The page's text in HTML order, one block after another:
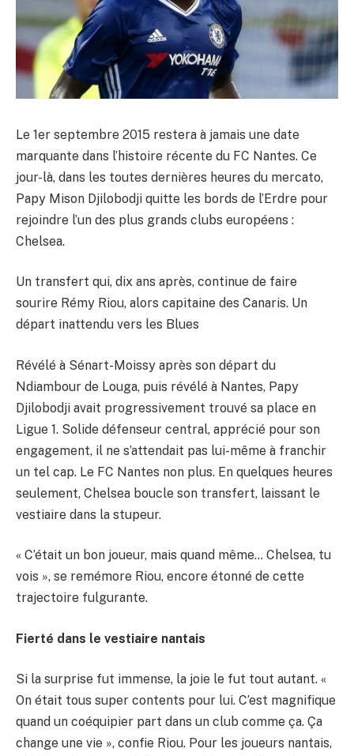
Le 1er septembre 2015 restera à jamais une date
marquante dans l’histoire récente du FC Nantes. Ce
jour-là, dans les toutes dernières heures du mercato,
Papy Mison Djilobodji quitte les bords de l’Erdre pour
rejoindre l’un des plus grands clubs européens :
Chelsea.
Un transfert qui, dix ans après, continue de faire
sourire Rémy Riou, alors capitaine des Canaris. Un
départ inattendu vers les Blues
Révélé à Sénart-Moissy après son départ du
Ndiambour de Louga, puis révélé à Nantes, Papy
Djilobodji avait progressivement trouvé sa place en
Ligue 1. Solide défenseur central, apprécié pour son
engagement, il ne s’attendait pas lui-même à franchir
un tel cap. Le FC Nantes non plus. En quelques heures
seulement, Chelsea boucle son transfert, laissant le
vestiaire dans la stupeur.
« C’était un bon joueur, mais quand même… Chelsea, tu
vois », se remémore Riou, encore étonné de cette
trajectoire fulgurante.
Fierté dans le vestiaire nantais
Si la surprise fut immense, la joie le fut tout autant. «
On était tous super contents pour lui. C’est magnifique
quand un coéquipier part dans un club comme ça. Ça
change une vie », confie Riou. Pour les joueurs nantais,